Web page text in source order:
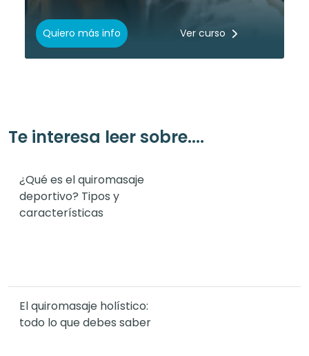
Quiero más info Ver curso
Te interesa leer sobre....
¿Qué es el quiromasaje
deportivo? Tipos y
características
El quiromasaje holístico:
todo lo que debes saber